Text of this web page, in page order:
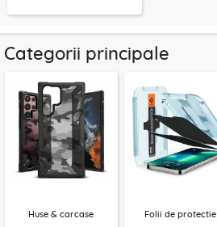
Categorii principale
Huse & carcase Folii de protectie